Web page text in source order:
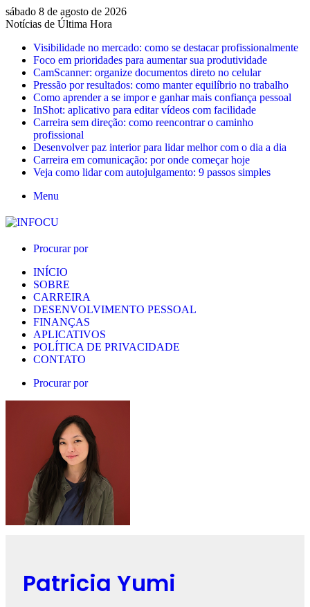
sábado 8 de agosto de 2026
Notícias de Última Hora
Visibilidade no mercado: como se destacar profissionalmente
Foco em prioridades para aumentar sua produtividade
CamScanner: organize documentos direto no celular
Pressão por resultados: como manter equilíbrio no trabalho
Como aprender a se impor e ganhar mais confiança pessoal
InShot: aplicativo para editar vídeos com facilidade
Carreira sem direção: como reencontrar o caminho
profissional
Desenvolver paz interior para lidar melhor com o dia a dia
Carreira em comunicação: por onde começar hoje
Veja como lidar com autojulgamento: 9 passos simples
Menu
Procurar por
INÍCIO
SOBRE
CARREIRA
DESENVOLVIMENTO PESSOAL
FINANÇAS
APLICATIVOS
POLÍTICA DE PRIVACIDADE
CONTATO
Procurar por
Patricia Yumi